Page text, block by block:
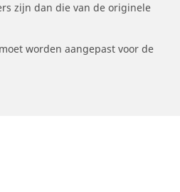
zijn dan die van de originele
worden aangepast voor de